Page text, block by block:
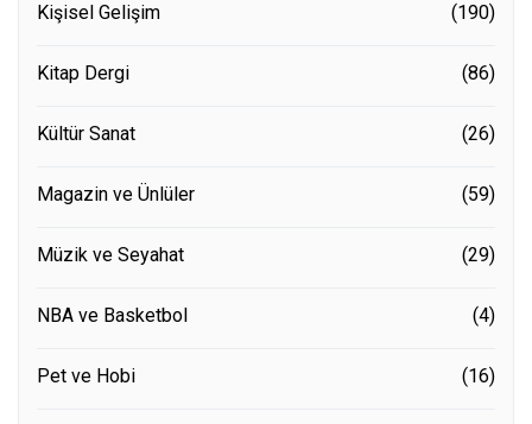
Kişisel Gelişim (190)
Kitap Dergi (86)
Kültür Sanat (26)
Magazin ve Ünlüler (59)
Müzik ve Seyahat (29)
NBA ve Basketbol (4)
Pet ve Hobi (16)